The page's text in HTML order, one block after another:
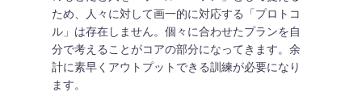
ため、人々に対して画一的に対応する「プロトコ
ル」は存在しません。個々に合わせたプランを自
分で考えることがコアの部分になってきます。余
計に素早くアウトプットできる訓練が必要になり
ます。